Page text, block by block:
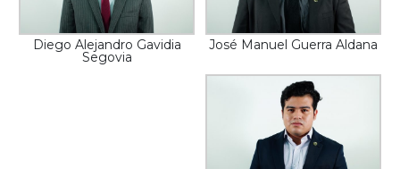
Diego Alejandro Gavidia
Segovia
José Manuel Guerra Aldana